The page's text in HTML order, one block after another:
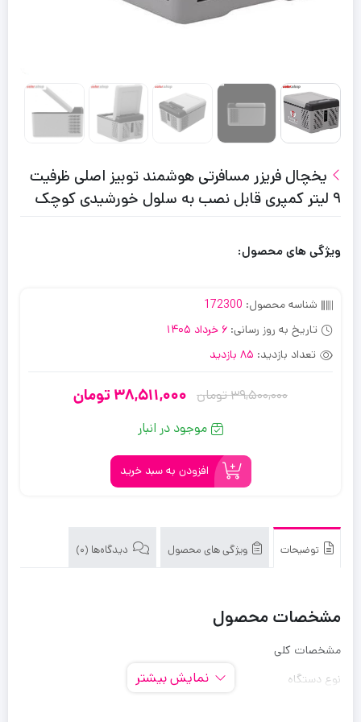
یخچال فریزر مسافرتی هوشمند توبیز اصلی ظرفیت
۹ لیتر کمپری قابل نصب به سلول خورشیدی کوچک
ویژگی های محصول:
شناسه محصول: 172300
تاریخ به روز رسانی: 6 خرداد 1405
تعداد بازدید: 85 بازدید
39,500,000تومان
قیمت
اصلی:
39,500,000
تومان
38,511,000 تومان
قیمت
فعلی:
38,511,000
تومان.
موجود در انبار
افزودن به سبد خرید
توضیحات ویژگی های محصول دیدگاه‌ها (0)
مشخصات محصول
مشخصات کلی
نوع دستگاه
نمایش بیشتر